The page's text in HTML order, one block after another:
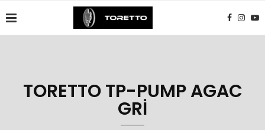
TORETTO TP-PUMP AGAC
GRI​